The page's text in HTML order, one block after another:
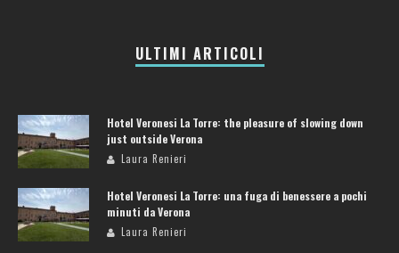
ULTIMI ARTICOLI
Hotel Veronesi La Torre: the pleasure of slowing down
just outside Verona
Laura Renieri
Hotel Veronesi La Torre: una fuga di benessere a pochi
minuti da Verona
Laura Renieri